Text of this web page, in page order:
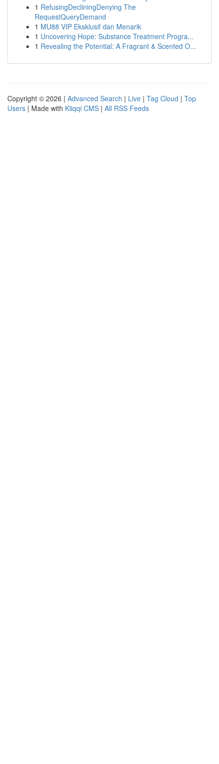
1 RefusingDecliningDenying The
RequestQueryDemand
1 MU88 VIP Eksklusif dan Menarik
1 Uncovering Hope: Substance Treatment Progra...
1 Revealing the Potential: A Fragrant & Scented O...
Copyright © 2026 | Advanced Search | Live | Tag Cloud | Top
Users | Made with Kliqqi CMS | All RSS Feeds